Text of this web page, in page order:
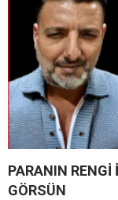
PARANIN RENGİ
GÖRSÜN